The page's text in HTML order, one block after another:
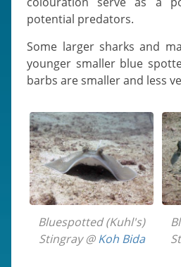
potential predators.
Some larger sharks and mammals will prey on
younger smaller blue
barbs are smaller and less
Bluespotted (Kuhl's)
Stingray @Koh Bida
Bluespotted (Kuhl's)